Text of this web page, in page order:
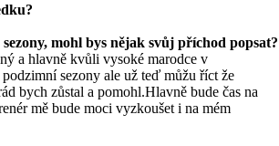
mohl bys nějak svůj příchod popsat?
a hlavně kvůli vysoké marodce v
sezony ale už teď můžu říct že
bych zůstal a pomohl.Hlavně bude čas na
mě bude moci vyzkoušet i na mém